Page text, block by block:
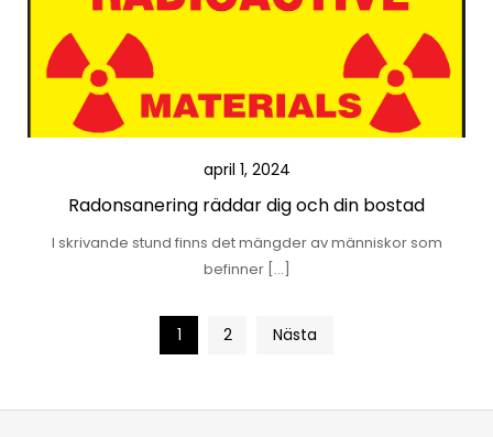
april 1, 2024
Radonsanering räddar dig och din bostad
I skrivande stund finns det mängder av människor som
befinner […]
Sidnumrering
för
1 2 Nästa